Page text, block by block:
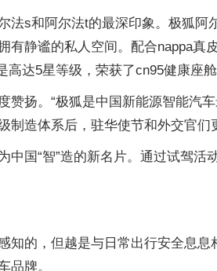
法s和阿尔法t的最深印象。极狐
有静谧的私人空间。配合nappa
达5星等级，荣获了cn95健康座
扬。“极狐是中国新能源智能汽
造体系后，驻华使节和外交官们
中国“智”造的新名片。通过试驾
知的，但越是与日常出行安全息
品牌。